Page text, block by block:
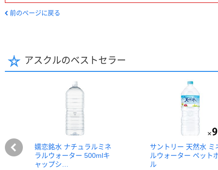
前のページに戻る
アスクルのベストセラー
嬬恋銘水 ナチュラルミネ
ラルウォーター 500mlキ
ャップシ…
サントリー 天然水 ミ
ルウォーター ペット
ル